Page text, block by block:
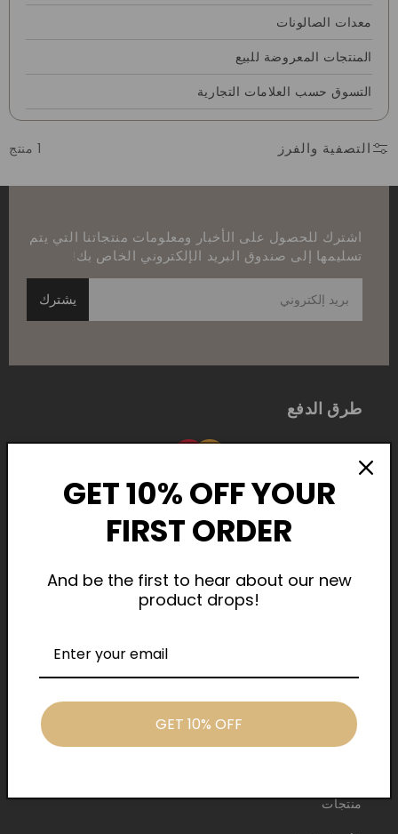
معدات الصالونات
المنتجات المعروضة للبيع
التسوق حسب العلامات التجارية
التصفية والفرز 1 منتج
اشترك للحصول على الأخبار ومعلومات منتجاتنا التي يتم
تسليمها إلى صندوق البريد الإلكتروني الخاص بك!
يشترك
طرق الدفع
بيت
منتجات
GET 10% OFF YOUR
FIRST ORDER
And be the first to hear about our new
product drops!
GET 10% OFF